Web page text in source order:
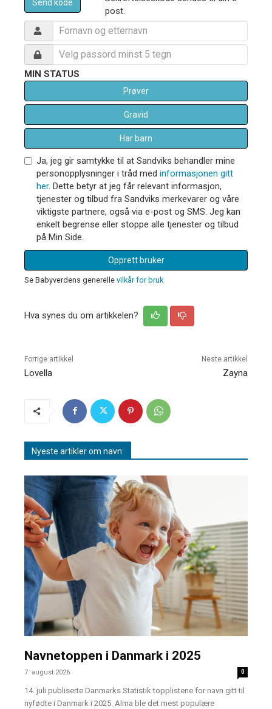
Send kode
post.
MIN STATUS
Prøver
Gravid
Har barn
Ja, jeg gir samtykke til at Sandviks behandler mine
personopplysninger i tråd med informasjonen gitt
her. Dette betyr at jeg får relevant informasjon,
tjenester og tilbud fra Sandviks merkevarer og våre
viktigste partnere, også via e-post og SMS. Jeg kan
enkelt begrense eller stoppe alle tjenester og tilbud
på Min Side.
Opprett bruker
Se Babyverdens generelle vilkår for bruk
Hva synes du om artikkelen?
Forrige artikkel
Lovella
Neste artikkel
Zayna
Nyeste artikler om navn:
Navnetoppen i Danmark i 2025
7. august 2026 0
14. juli publiserte Danmarks Statistik topplistene for navn gitt til
nyfødte i Danmark i 2025. Alma ble det mest populære